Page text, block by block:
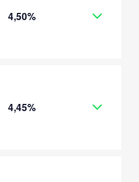
4,50%
4,45%